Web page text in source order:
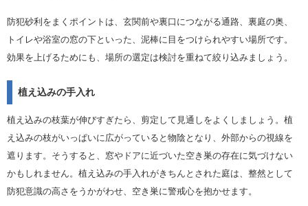
防犯砂利をまくポイントは、玄関前や裏口につながる通路、裏庭の奥、
トイレや浴室の窓の下といった、泥棒に目をつけられやすい場所です。
効果を上げるためにも、場所の選定は検討を重ねて絞り込みましょう。
植え込みの手入れ
植え込みの枝葉が伸びすぎたら、剪定して見通しをよくしましょう。植
え込みの枝がいっぱいに広がっていると物陰となり、外部からの視線を
遮ります。そうすると、窓やドアに近づいた空き巣の存在に気づけない
かもしれません。植え込みの手入れがきちんとされた庭は、整然として
防犯意識の高さをうかがわせ、空き巣に警戒心を抱かせます。